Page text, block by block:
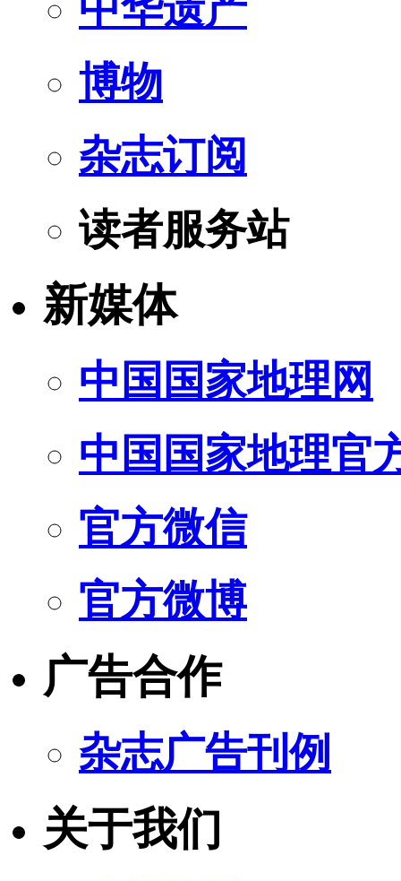
博物
杂志订阅
读者服务站
新媒体
中国国家地理网
中国国家地理官
官方微信
官方微博
广告合作
杂志广告刊例
关于我们